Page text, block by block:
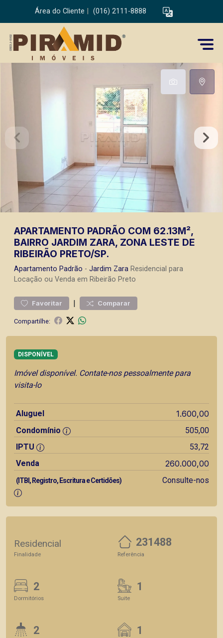
Área do Cliente (016) 2111-8888
APARTAMENTO PADRÃO COM 62.13M²,
BAIRRO JARDIM ZARA, ZONA LESTE DE
RIBEIRÃO PRETO/SP.
Apartamento Padrão - Jardim Zara Residencial para
Locação ou Venda em Ribeirão Preto
Favoritar | Comparar
Compartilhe:
DISPONÍVEL
Imóvel disponível. Contate-nos pessoalmente para
visita-lo
Aluguel 1.600,00
Condomínio
505,00
IPTU
53,72
Venda
260.000,00
(ITBI, Registro, Escritura e Certidões) Consulte-nos
Residencial
Finalidade
231488
Referência
2
Dormitórios
1
Suite
2 1